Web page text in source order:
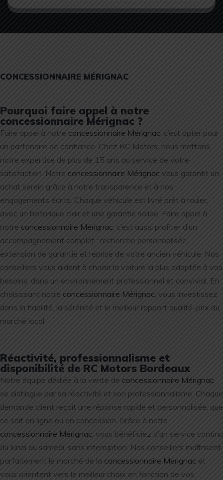
CONCESSIONNAIRE MÉRIGNAC
Pourquoi faire appel à notre
concessionnaire Mérignac ?
Faire appel à notre concessionnaire Mérignac , c’est opter pour
un partenaire de confiance. Chez RC Motors, nous mettons
notre expertise de plus de 15 ans au service de votre
satisfaction. Notre concessionnaire Mérignac vous garantit un
achat serein grâce à notre transparence et à nos
engagements écrits. Chaque véhicule est livré prêt à rouler,
avec un historique clair et une garantie solide. Faire appel à
notre concessionnaire Mérignac , c’est aussi profiter d’un
accompagnement complet : recherche personnalisée,
extension de garantie et reprise de votre ancien véhicule. Nos
conseillers vous aident à choisir la voiture la plus adaptée à vos
besoins, dans un environnement professionnel et convivial. En
choisissant notre concessionnaire Mérignac , vous investissez
dans la fiabilité, la sérénité et le meilleur rapport qualité-prix du
marché local.
Réactivité, professionnalisme et
disponibilité de RC Motors Bordeaux
Notre équipe dédiée à la vente de concessionnaire Mérignac
se distingue par sa réactivité et son professionnalisme. Chaque
demande client reçoit une réponse rapide et personnalisée, que
ce soit en ligne ou en concession. Grâce à notre
concessionnaire Mérignac , vous bénéficiez d’un service continu
du lundi au samedi, sans interruption. Nos conseillers maîtrisent
parfaitement le marché de la concessionnaire Mérignac et
vous orientent vers le meilleur choix en fonction de vos